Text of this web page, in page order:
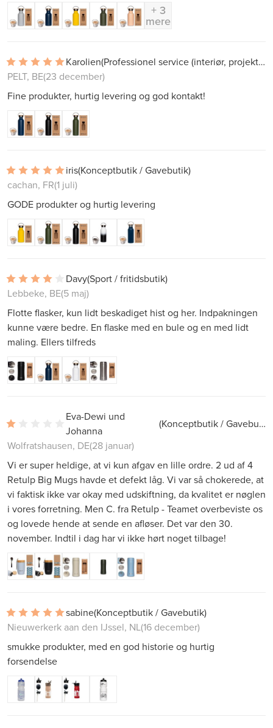
+ 3
mere
Karolien
(Professionel service (interiør, projekter))
PELT, BE(23 december)
Fine produkter, hurtig levering og god kontakt!
iris(Konceptbutik / Gavebutik)
cachan, FR(1 juli)
GODE produkter og hurtig levering
Davy(Sport / fritidsbutik)
Lebbeke, BE(5 maj)
Flotte flasker, kun lidt beskadiget hist og her. Indpakningen
kunne være bedre. En flaske med en bule og en med lidt
maling. Ellers tilfreds
Eva-Dewi und
Johanna
(Konceptbutik / Gavebutik)
Wolfratshausen, DE(28 januar)
Vi er super heldige, at vi kun afgav en lille ordre. 2 ud af 4
Retulp Big Mugs havde et defekt låg. Vi var så chokerede, at
vi faktisk ikke var okay med udskiftning, da kvalitet er nøglen
i vores forretning. Men C. fra Retulp - Teamet overbeviste os
og lovede hende at sende en afløser. Det var den 30.
november. Indtil i dag har vi ikke hørt noget tilbage!
sabine(Konceptbutik / Gavebutik)
Nieuwerkerk aan den IJssel, NL(16 december)
smukke produkter, med en god historie og hurtig
forsendelse